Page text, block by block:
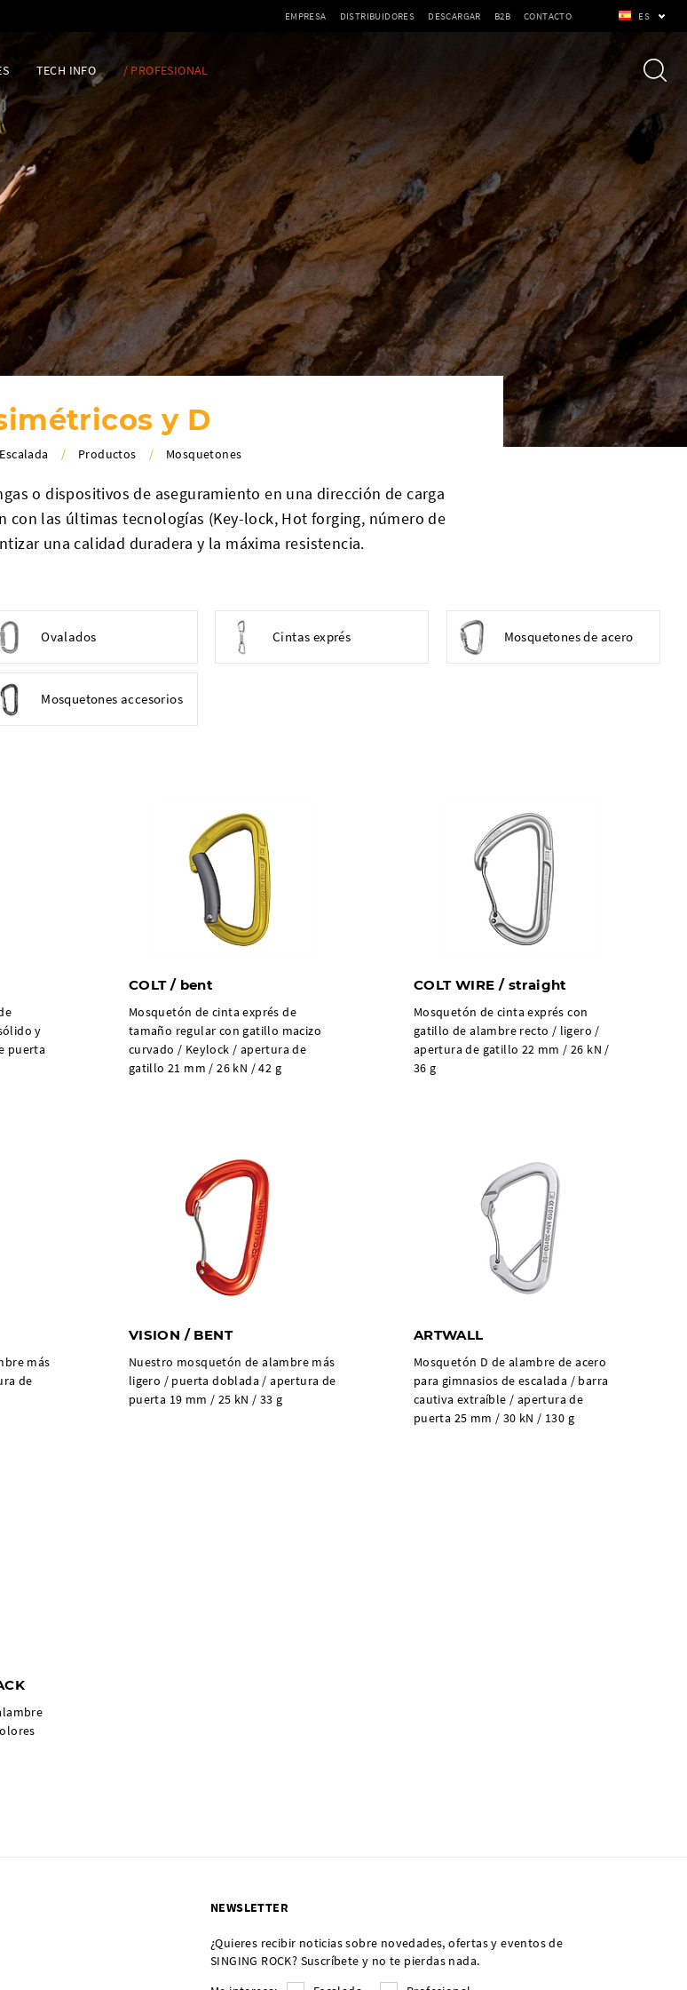
ES
TECH INFO / PROFESIONAL
EMPRESA DISTRIBUIDORES DESCARGAR B2B CONTACTO
y D
Escalada / Productos / Mosquetones
o dispositivos de aseguramiento en una dirección de carga
con las últimas tecnologías (Key-lock, Hot forging, número de
una calidad duradera y la máxima resistencia.
Ovalados Cintas exprés Mosquetones de acero
Mosquetones accesorios
y
puerta
COLT / bent
Mosquetón de cinta exprés de
tamaño regular con gatillo macizo
curvado / Keylock / apertura de
gatillo 21 mm / 26 kN / 42 g
COLT WIRE / straight
Mosquetón de cinta exprés con
gatillo de alambre recto / ligero /
apertura de gatillo 22 mm / 26 kN /
36 g
más
de
VISION / BENT
Nuestro mosquetón de alambre más
ligero / puerta doblada / apertura de
puerta 19 mm / 25 kN / 33 g
ARTWALL
Mosquetón D de alambre de acero
para gimnasios de escalada / barra
cautiva extraíble / apertura de
puerta 25 mm / 30 kN / 130 g
NEWSLETTER
¿Quieres recibir noticias sobre novedades, ofertas y eventos de
SINGING ROCK? Suscríbete y no te pierdas nada.